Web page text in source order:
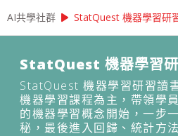
AI共學社群 play_arrow StatQuest 機器學習研
StatQuest 機器學習
StatQuest 機器學習研習讀
機器學習課程為主，帶領學
的機器學習概念開始，一步
秘，最後進入回歸、統計方